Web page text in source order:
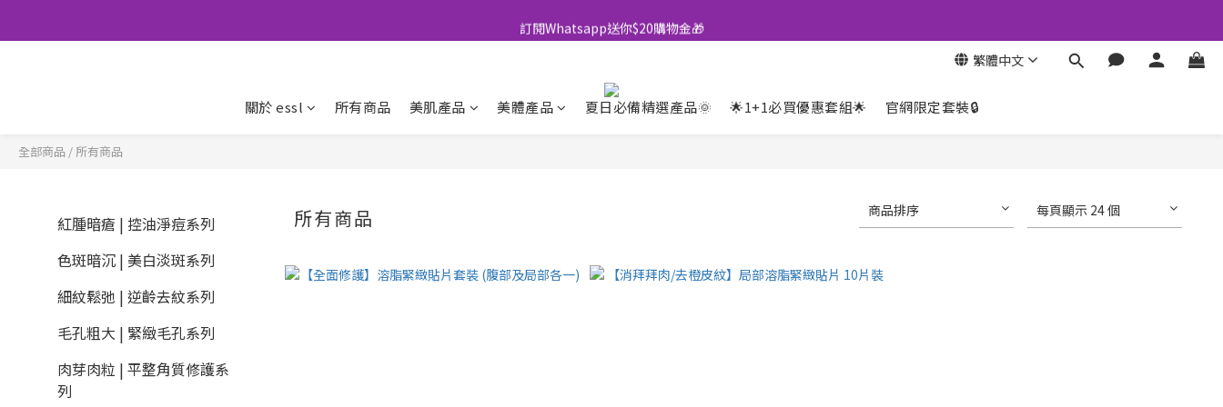
全店買滿$500即享包郵💜
訂閱Whatsapp送你$20購物金🎁
繁體中文
關於 essl 所有商品 美肌產品 美體產品 夏日必備精選產品🌞 🌟1+1必買優惠套組🌟 官網限定套裝🔒
全部商品 / 所有商品
紅腫暗瘡 | 控油淨痘系列
色斑暗沉 | 美白淡斑系列
細紋鬆弛 | 逆齡去紋系列
毛孔粗大 | 緊緻毛孔系列
肉芽肉粒 | 平整角質修護系
列
所有商品 商品排序 每頁顯示 24 個